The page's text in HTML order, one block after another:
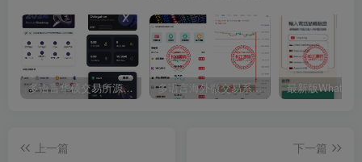
多语言华硕交易所源码/手机端uniapp电脑端vue.支持秒合约/币币/国际黄金/U本位合约/DeFi挖矿 多语言海外微交易系统源码/虚拟币黄金期货外汇微盘
上一篇
下一篇